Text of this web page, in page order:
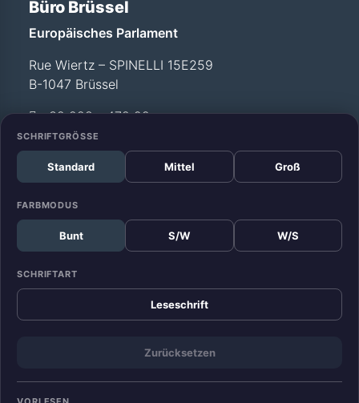
SCHRIFTGRÖSSE
Standard Mittel Groß
FARBMODUS
Bunt S/W W/S
SCHRIFTART
Leseschrift
Zurücksetzen
Büro Brüssel
Europäisches Parlament
Rue Wiertz – SPINELLI 15E259
B-1047 Brüssel
+32 228 - 472 99
Büro Straßburg
Europäisches Parlament
Allée du Printemps –
WEISS T12 029
F-67070 Straßburg
+33 388 - 17 52 99